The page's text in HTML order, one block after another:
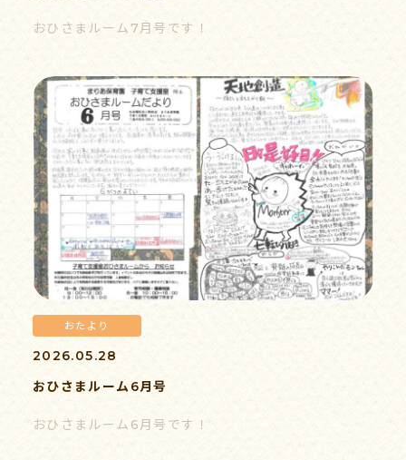
おひさまルーム7月号です！
おたより
2026.05.28
おひさまルーム6月号
おひさまルーム6月号です！